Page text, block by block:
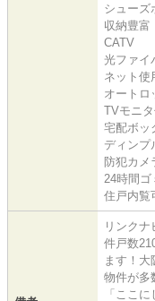
シューズ
収納豊富
CATV
光ファイ
ネット使
オートロ
TVモニ
宅配ボッ
ディンプ
防犯カメ
24時間ゴ
住戸内覧
リンク
件戸数
ます！
物件が多
「ここ